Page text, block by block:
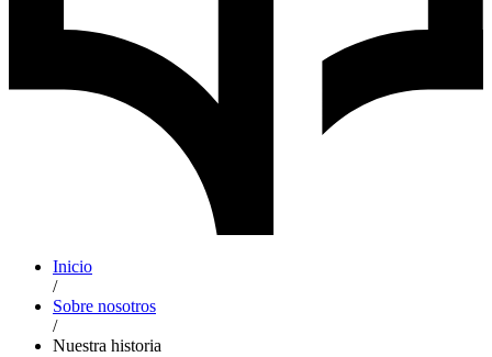
Inicio
/
Sobre nosotros
/
Nuestra historia